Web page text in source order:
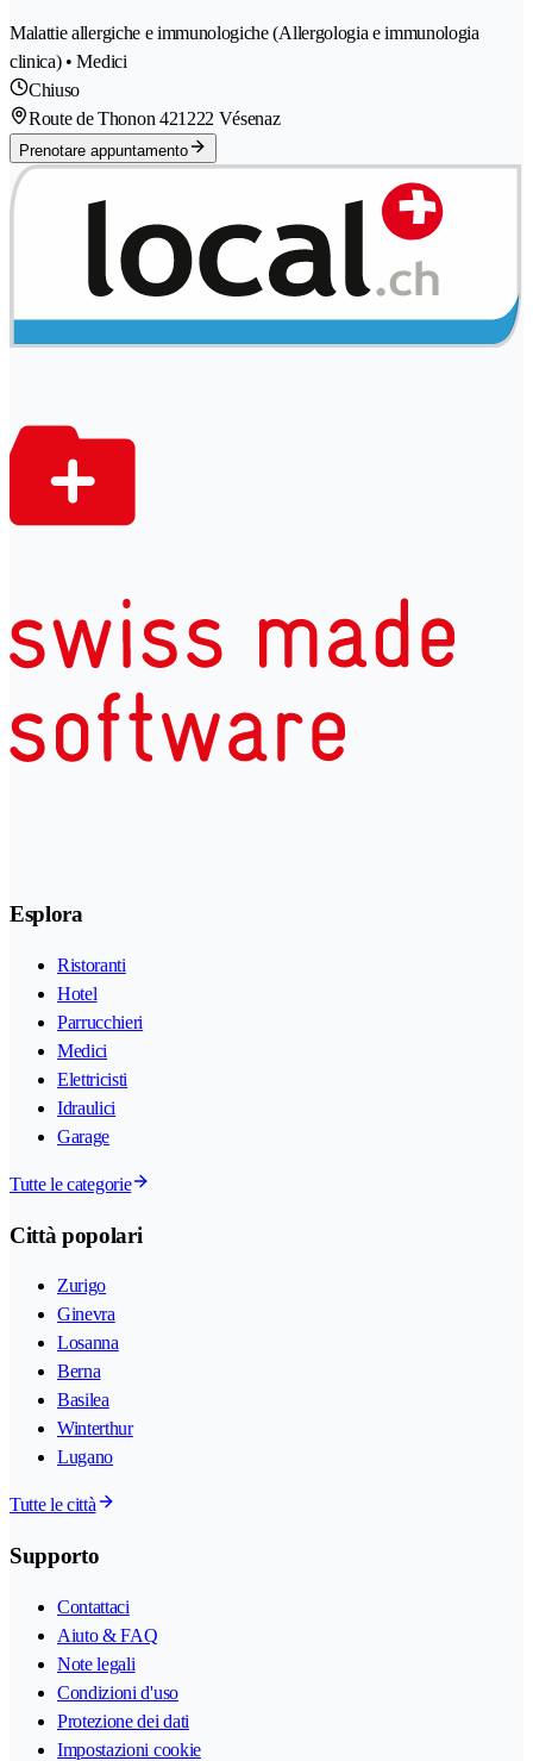
Malattie allergiche e immunologiche (Allergologia e immunologia
clinica) • Medici
Chiuso
Route de Thonon 421222 Vésenaz
Prenotare appuntamento
Esplora
Ristoranti
Hotel
Parrucchieri
Medici
Elettricisti
Idraulici
Garage
Tutte le categorie
Città popolari
Zurigo
Ginevra
Losanna
Berna
Basilea
Winterthur
Lugano
Tutte le città
Supporto
Contattaci
Aiuto & FAQ
Note legali
Condizioni d'uso
Protezione dei dati
Impostazioni cookie